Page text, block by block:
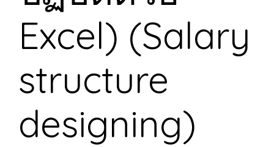
Excel) (Salary
structure
designing)